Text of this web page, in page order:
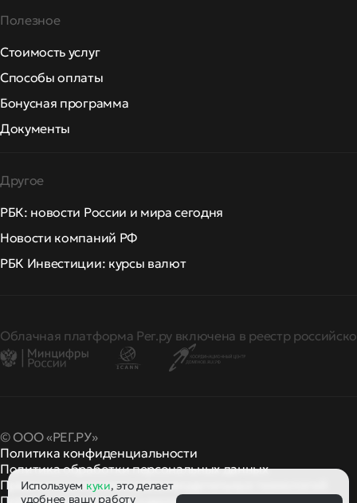
Полезное
Стоимость услуг
Способы оплаты
Бонусная программа
Документы
Другое
РБК: новости России и мира сегодня
Новости компаний РФ
РБК Инвестиции: курсы валют
Облачная платформа Рег.ру включена в реестр
© ООО «РЕГ.РУ»
Политика конфиденциальности
Политика обработки персональных данных
Правила применения рекомендательных технологий
Используем куки, это делает
удобнее вашу работу